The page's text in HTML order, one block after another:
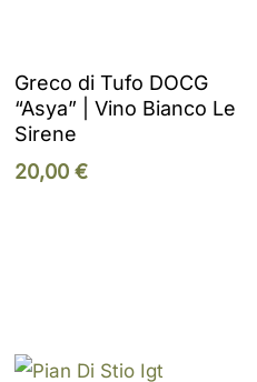
Add To Cart
Greco di Tufo DOCG
“Asya” | Vino Bianco Le
Sirene
20,00€